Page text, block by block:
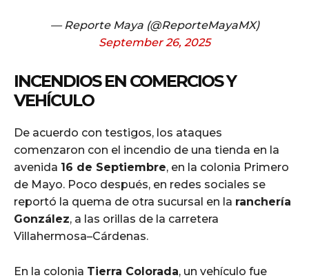
— Reporte Maya (@ReporteMayaMX)
September 26, 2025
INCENDIOS EN COMERCIOS Y
VEHÍCULO
De acuerdo con testigos, los ataques
comenzaron con el incendio de una tienda en la
avenida 16 de Septiembre, en la colonia Primero
de Mayo. Poco después, en redes sociales se
reportó la quema de otra sucursal en la ranchería
González, a las orillas de la carretera
Villahermosa–Cárdenas.
En la colonia Tierra Colorada, un vehículo fue